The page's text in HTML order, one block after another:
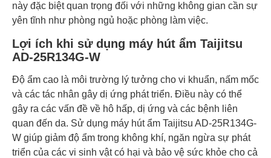
này đặc biệt quan trọng đối với những không gian cần sự
yên tĩnh như phòng ngủ hoặc phòng làm việc.
Lợi ích khi sử dụng máy hút ẩm Taijitsu
AD-25R134G-W
Độ ẩm cao là môi trường lý tưởng cho vi khuẩn, nấm mốc
và các tác nhân gây dị ứng phát triển. Điều này có thể
gây ra các vấn đề về hô hấp, dị ứng và các bệnh liên
quan đến da. Sử dụng máy hút ẩm Taijitsu AD-25R134G-
W giúp giảm độ ẩm trong không khí, ngăn ngừa sự phát
triển của các vi sinh vật có hại và bảo vệ sức khỏe cho cả